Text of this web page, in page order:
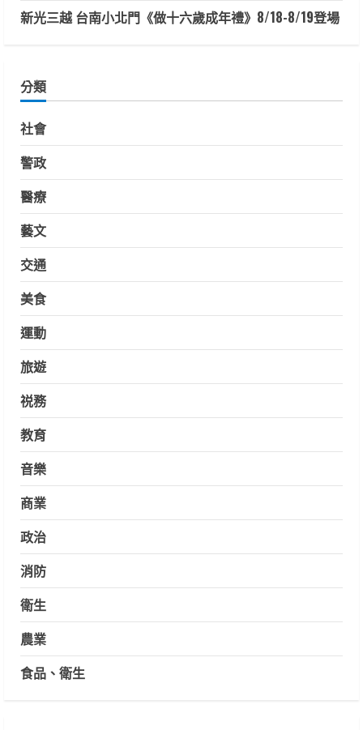
新光三越 台南小北門《做十六歲成年禮》8/18-8/19登場
分類
社會
警政
醫療
藝文
交通
美食
運動
旅遊
祱務
教育
音樂
商業
政治
消防
衛生
農業
食品、衛生